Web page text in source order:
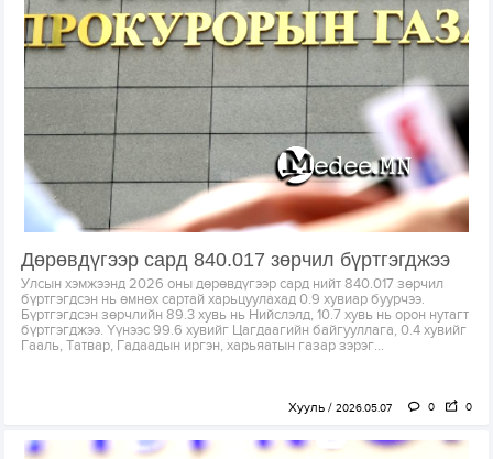
Дөрөвдүгээр сард 840.017 зөрчил бүртгэгджээ
Улсын хэмжээнд 2026 оны дөрөвдүгээр сард нийт 840.017 зөрчил
бүртгэгдсэн нь өмнөх сартай харьцуулахад 0.9 хувиар буурчээ.
Бүртгэгдсэн зөрчлийн 89.3 хувь нь Нийслэлд, 10.7 хувь нь орон нутагт
бүртгэгджээ. Үүнээс 99.6 хувийг Цагдаагийн байгууллага, 0.4 хувийг
Гааль, Татвар, Гадаадын иргэн, харьяатын газар зэрэг...
Хууль 2026.05.07 0 0